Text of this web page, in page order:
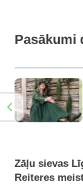
Pasākumi
Zāļu sievas
Reiteres